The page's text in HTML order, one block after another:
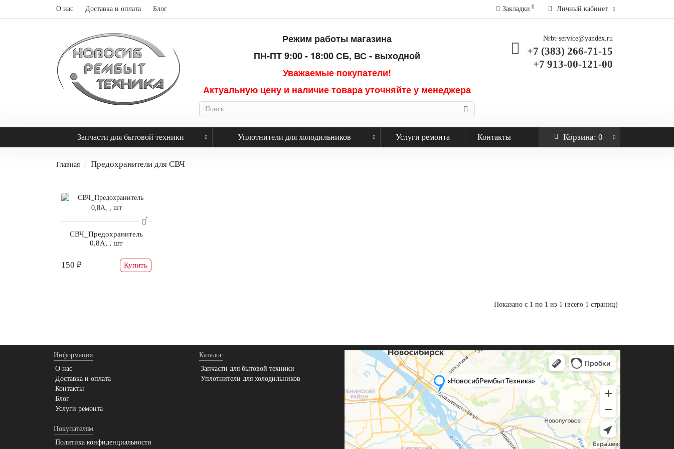
О нас Доставка и оплата Блог Закладки 0 Личный кабинет
Режим работы магазина
ПН-ПТ 9:00 - 18:00СБ, ВС - выходной
Уважаемые покупатели!
Актуальную цену и наличие товара уточняйте у менеджера
Nrbt-service@yandex.ru
+7 (383) 266-71-15
+7 913-00-121-00
Запчасти для бытовой техники Уплотнители для холодильников Услуги ремонта Контакты Корзина: 0
Главная Предохранители для СВЧ
СВЧ_Предохранитель
0,8А, , шт
150 ₽ Купить
Показано с 1 по 1 из 1 (всего 1 страниц)
Информация
О нас
Доставка и оплата
Контакты
Блог
Услуги ремонта
Покупателям
Политика конфиденциальности
Каталог
Запчасти для бытовой техники
Уплотнители для холодильников